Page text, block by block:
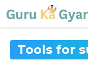
to
content
Tools for